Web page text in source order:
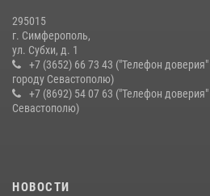
10 июля 2026, 15:10
295015
г. Симферополь,
ул. Субхи, д. 1
+7 (3652) 66 73 43 ("Телефон
городу Севастополю)
+7 (8692) 54 07 63 ("Телефон
Севастополю)
НОВОСТИ